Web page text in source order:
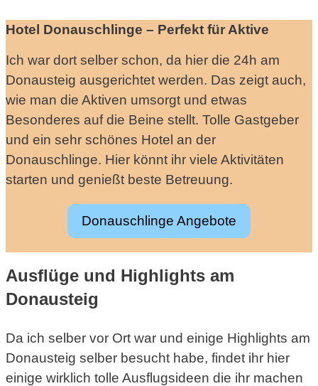
Hotel Donauschlinge – Perfekt für Aktive
Ich war dort selber schon, da hier die 24h am
Donausteig ausgerichtet werden. Das zeigt auch,
wie man die Aktiven umsorgt und etwas
Besonderes auf die Beine stellt. Tolle Gastgeber
und ein sehr schönes Hotel an der
Donauschlinge. Hier könnt ihr viele Aktivitäten
starten und genießt beste Betreuung.
Donauschlinge Angebote
Ausflüge und Highlights am
Donausteig
Da ich selber vor Ort war und einige Highlights am
Donausteig selber besucht habe, findet ihr hier
einige wirklich tolle Ausflugsideen die ihr machen